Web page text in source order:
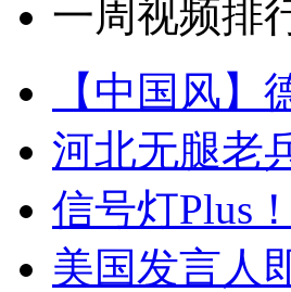
一周视频排
【中国风
河北无腿老
信号灯Plus
美国发言人